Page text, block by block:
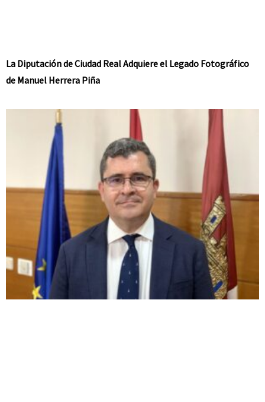
La Diputación de Ciudad Real Adquiere el Legado Fotográfico
de Manuel Herrera Piña